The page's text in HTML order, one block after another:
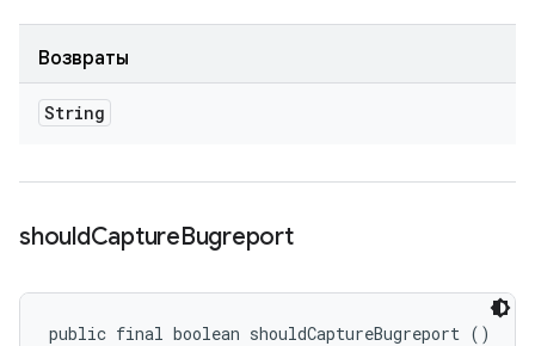
Возвраты
String
shouldCaptureBugreport
public final boolean shouldCaptureBugreport ()